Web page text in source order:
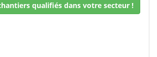
qualifiés dans votre secteur !